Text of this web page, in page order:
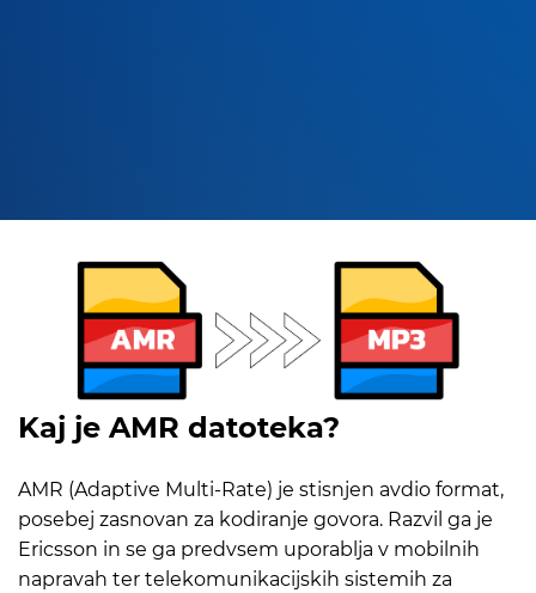
Kaj je AMR datoteka?
AMR (Adaptive Multi-Rate) je stisnjen avdio format,
posebej zasnovan za kodiranje govora. Razvil ga je
Ericsson in se ga predvsem uporablja v mobilnih
napravah ter telekomunikacijskih sistemih za